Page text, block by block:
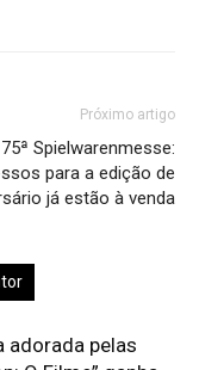
Próximo artigo
75ª Spielwarenmesse:
para a edição de
já estão à venda
adorada pelas